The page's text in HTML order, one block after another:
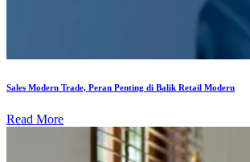
Sales Modern Trade, Peran Penting di Balik Retail Modern
Read More